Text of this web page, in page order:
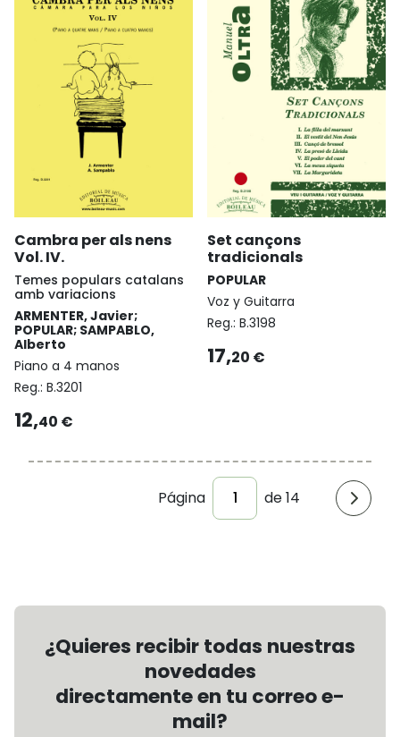
Cambra per als nens
Vol. IV.
Temes populars catalans
amb variacions
ARMENTER, Javier;
POPULAR; SAMPABLO,
Alberto
Piano a 4 manos
Reg.: B.3201
12,40 €
Set cançons
tradicionals
POPULAR
Voz y Guitarra
Reg.: B.3198
17,20 €
Página de 14
¿Quieres recibir todas nuestras
novedades
directamente en tu correo e-
mail?